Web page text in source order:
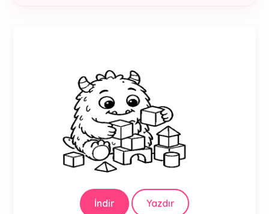
İndir Yazdır